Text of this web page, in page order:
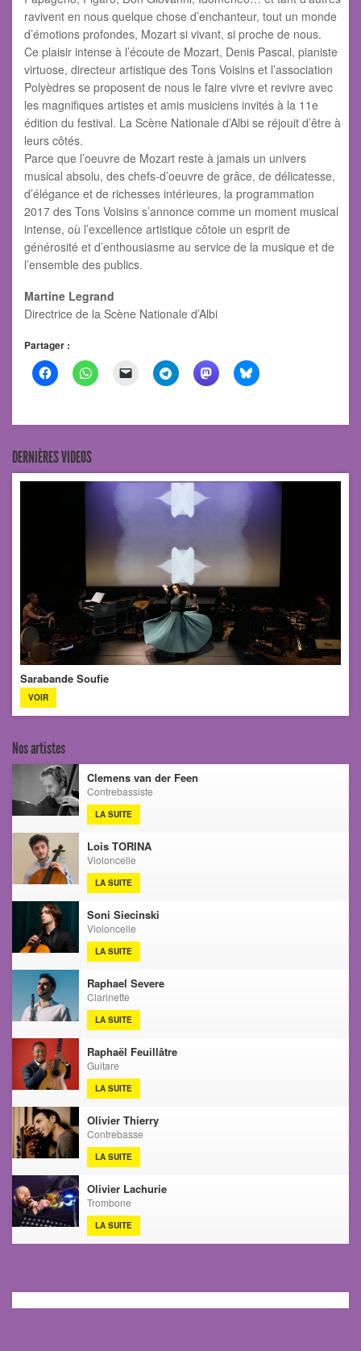
ravivent en nous quelque chose d’enchanteur, tout un monde
d’émotions profondes, Mozart si vivant, si proche de nous.
Ce plaisir intense à l’écoute de Mozart, Denis Pascal, pianiste
virtuose, directeur artistique des Tons Voisins et l’association
Polyèdres se proposent de nous le faire vivre et revivre avec
les magnifiques artistes et amis musiciens invités à la 11e
édition du festival. La Scène Nationale d’Albi se réjouit d’être à
leurs côtés.
Parce que l’oeuvre de Mozart reste à jamais un univers
musical absolu, des chefs-d’oeuvre de grâce, de délicatesse,
d’élégance et de richesses intérieures, la programmation
2017 des Tons Voisins s’annonce comme un moment musical
intense, où l’excellence artistique côtoie un esprit de
générosité et d’enthousiasme au service de la musique et de
l’ensemble des publics.
Martine Legrand
Directrice de la Scène Nationale d’Albi
Partager :
DERNIÈRES VIDEOS
Sarabande Soufie
VOIR
Nos artistes
Clemens van der Feen
Contrebassiste
LA SUITE
Lois TORINA
Violoncelle
LA SUITE
Soni Siecinski
Violoncelle
LA SUITE
Raphael Severe
Clarinette
LA SUITE
Raphaël Feuillâtre
Guitare
LA SUITE
Olivier Thierry
Contrebasse
LA SUITE
Olivier Lachurie
Trombone
LA SUITE